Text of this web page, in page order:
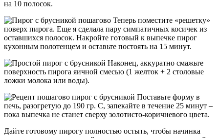
на 10 полосок.
Теперь поместите «решетку»
поверх пирога. Еще я сделала пару симпатичных косичек из
оставшихся полосок. Накройте готовый к выпечке пирог
кухонным полотенцем и оставьте постоять на 15 минут.
Наконец, аккуратно смажьте
поверхность пирога яичной смесью (1 желток + 2 столовые
ложки молока или воды).
Поставьте форму в
печь, разогретую до 190 гр. С, запекайте в течение 25 минут –
пока выпечка не станет сверху золотисто-коричневого цвета.
Дайте готовому пирогу полностью остыть, чтобы начинка